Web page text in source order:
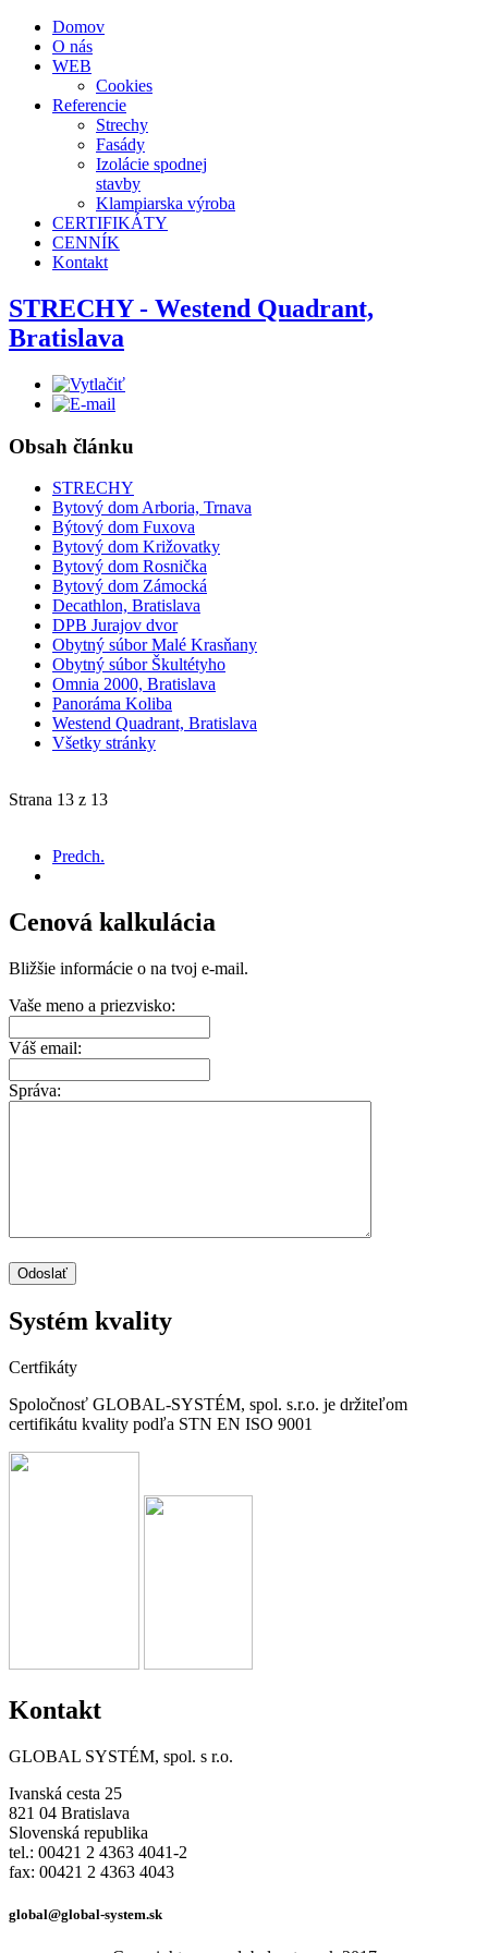
Domov
O nás
WEB
Cookies
Referencie
Strechy
Fasády
Izolácie spodnej
stavby
Klampiarska výroba
CERTIFIKÁTY
CENNÍK
Kontakt
STRECHY - Westend Quadrant,
Bratislava
Obsah článku
STRECHY
Bytový dom Arboria, Trnava
Býtový dom Fuxova
Bytový dom Križovatky
Bytový dom Rosnička
Bytový dom Zámocká
Decathlon, Bratislava
DPB Jurajov dvor
Obytný súbor Malé Krasňany
Obytný súbor Škultétyho
Omnia 2000, Bratislava
Panoráma Koliba
Westend Quadrant, Bratislava
Všetky stránky
Strana 13 z 13
Predch.
Cenová kalkulácia
Bližšie informácie o na tvoj e-mail.
Vaše meno a priezvisko:
Váš email:
Správa:
Systém kvality
Certfikáty
Spoločnosť GLOBAL-SYSTÉM, spol. s.r.o. je držiteľom
certifikátu kvality podľa STN EN ISO 9001
Kontakt
GLOBAL SYSTÉM, spol. s r.o.
Ivanská cesta 25
821 04 Bratislava
Slovenská republika
tel.: 00421 2 4363 4041-2
fax: 00421 2 4363 4043
global@global-system.sk